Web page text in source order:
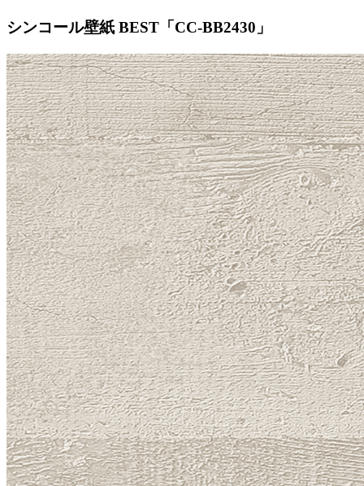
シンコール壁紙 BEST「CC-BB2430」